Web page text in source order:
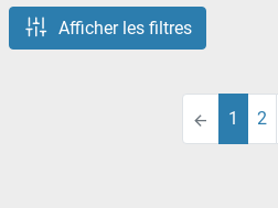
Afficher les filtres
1 2